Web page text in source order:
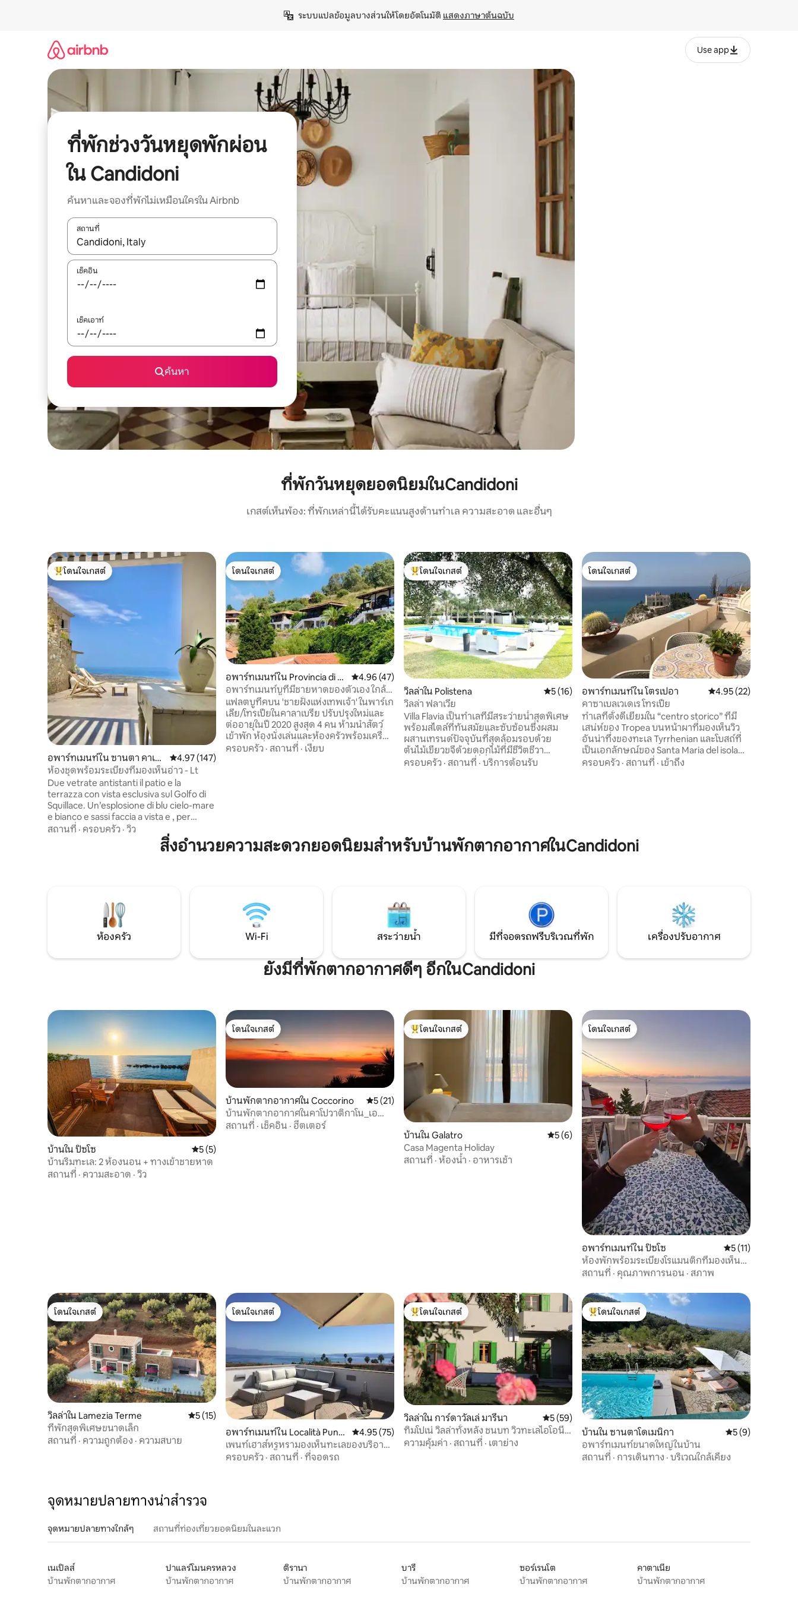
ระบบแปลข้อมูลบางส่วนให้โดยอัตโนมัติ แสดงภาษาต้นฉบับ
Use app
ที่พักช่วงวันหยุดพักผ่อน
ใน Candidoni
ค้นหาและจองที่พักไม่เหมือนใครใน Airbnb
สถานที่
ใช้ลูกศรขึ้นลง หรือใช้การสัมผัสหรือปัด เพื่อสำรวจผลการค้นหา
เช็คอิน
เช็คเอาท์
ค้นหา
ที่พักวันหยุดยอดนิยมในCandidoni
เกสต์เห็นพ้อง: ที่พักเหล่านี้ได้รับคะแนนสูงด้านทำเล ความสะอาด และอื่นๆ
โดนใจเกสต์ที่สุด
โดนใจเกสต์
อพาร์ทเมนท์ใน ซานตา คาเทอ
รีนา เดลโล โจนิโอ
คะแนนเฉลี่ย 4.97 จาก 5, 147 รีวิว
4.97 (147)
ห้องชุดพร้อมระเบียงที่มองเห็นอ่าว - Lt
Due vetrate antistanti il patio e la
terrazza con vista esclusiva sul Golfo di
Squillace. Un’esplosione di blu cielo-mare
e bianco e sassi faccia a vista e , per
momenti speciali, la possibilità di
usufruire di un ulteriore pergolato
romantico e terrazze all’aperto con vista
regionale CIR 079117-AAT-00010 e CIN
indicato qui sotto.
สถานที่ · ครอบครัว · วิว
โดนใจเกสต์
โดนใจเกสต์
อพาร์ทเมนท์ใน Provincia di Vi
bo Valentia
คะแนนเฉลี่ย 4.96 จาก 5, 47 รีวิว
4.96 (47)
อพาร์ทเมนท์บูที่มีชายหาดของตัวเอง ใกล้
กับทรอเปีย
แฟลตบูทีคบน 'ชายฝั่งแห่งเทพเจ้า' ในพาร์เก
เลีย/โทรเปียในคาลาเบรีย ปรับปรุงใหม่และ
ต่ออายุในปี 2020 สูงสุด 4 คน ห้ามนำสัตว์
เข้าพัก ห้องนั่งเล่นและห้องครัวพร้อมเครื่อง
ซักผ้า/เครื่องอบผ้า เครื่องล้างจาน ตู้เย็น
ครอบครัว · สถานที่ · เงียบ
โดนใจเกสต์ที่สุด
โดนใจเกสต์
วิลล่าใน Polistena คะแนนเฉลี่ย 5 จาก 5, 16 รีวิว
5 (16)
วิลล่า ฟลาเวีย
Villa Flavia เป็นทำเลที่มีสระว่ายน้ำสุดพิเศษ
พร้อมสไตล์ที่ทันสมัยและซับซ้อนซึ่งผสม
ผสานเทรนด์ปัจจุบันที่สุดล้อมรอบด้วย
ต้นไม้เขียวขจีด้วยดอกไม้ที่มีชีวิตชีวา
มากมายเป็นสถานที่ที่เหมาะสำหรับการพัก
สนามบินลาเมเซียเทอร์เมและเรจจิโอคาล
ครอบครัว · สถานที่ · บริการต้อนรับ
โดนใจเกสต์
โดนใจเกสต์
อพาร์ทเมนท์ใน โตรเปอา คะแนนเฉลี่ย 4.95 จาก
4.95 (22)
คาซาเบลเวเดเร โทรเปีย
ทำเลที่ตั้งดีเยี่ยมใน “centro storico” ที่มี
เสน่ห์ของ Tropea บนหน้าผาที่มองเห็นวิว
อันน่าทึ่งของทะเล Tyrrhenian และโบสถ์ที่
เป็นเอกลักษณ์ของ Santa Maria del isola
และชายหาด Tropea รวมถึงเกาะ Aeolian อ
และพื้นที่นั่งเล่น
ครอบครัว · สถานที่ · เข้าถึง
สิ่งอำนวยความสะดวกยอดนิยมสำหรับบ้านพักตากอากาศในCandidoni
ห้องครัว Wi-Fi สระว่ายน้ำ มีที่จอดรถฟรีบริเวณที่พัก เครื่องปรับอากาศ
ยังมีที่พักตากอากาศดีๆ อีกในCandidoni
บ้านใน ปิซโซ คะแนนเฉลี่ย 5 จาก 5, 5 รีวิว
5 (5)
บ้านริมทะเล: 2 ห้องนอน + ทางเข้าชายหาด
สถานที่ · ความสะอาด · วิว
โดนใจเกสต์
โดนใจเกสต์
บ้านพักตากอากาศใน Coccorino คะแนนเฉลี่ย 5 จาก 5, 21 รีวิว
5 (21)
บ้านพักตากอากาศในคาโปวาติกาโน_เอ
ทนา
สถานที่ · เช็คอิน · ฮีตเตอร์
โดนใจเกสต์ที่สุด
โดนใจเกสต์
บ้านใน Galatro คะแนนเฉลี่ย 5 จาก 5, 6 รีวิว
5 (6)
Casa Magenta Holiday
สถานที่ · ห้องน้ำ · อาหารเช้า
โดนใจเกสต์
โดนใจเกสต์
อพาร์ทเมนท์ใน ปิซโซ คะแนนเฉลี่ย 5 จาก
5 (11)
ห้องพักพร้อมระเบียงโรแมนติกที่มองเห็นวิว
ทะเลในปิซโซ
สถานที่ · คุณภาพการนอน · สภาพ
โดนใจเกสต์
โดนใจเกสต์
วิลล่าใน Lamezia Terme คะแนนเฉลี่ย 5 จาก 5, 15 รีวิว
5 (15)
ที่พักสุดพิเศษขนาดเล็ก
สถานที่ · ความถูกต้อง · ความสบาย
โดนใจเกสต์
โดนใจเกสต์
อพาร์ทเมนท์ใน Località Punta
Safò
คะแนนเฉลี่ย 4.95 จาก 5, 75 รีวิว
4.95 (75)
เพนท์เฮาส์หรูหรามองเห็นทะเลของบริอาติ
โค
ครอบครัว · สถานที่ · ที่จอดรถ
โดนใจเกสต์ที่สุด
โดนใจเกสต์
วิลล่าใน การ์ดาวัลเล่ มารีนา คะแนนเฉลี่ย 5 จาก 5, 59 รีวิว
5 (59)
ทิมโปเน่ วิลล่าทั้งหลัง ชนบท วิวทะเลไอโอนี
อันงดงาม
ความคุ้มค่า · สถานที่ · เตาย่าง
โดนใจเกสต์ที่สุด
โดนใจเกสต์
บ้านใน ซานตาโดเมนิกา คะแนนเฉลี่ย 5 จา
5 (9)
อพาร์ทเมนท์ขนาดใหญ่ในบ้าน
สถานที่ · การเดินทาง · บริเวณใกล้เคียง
จุดหมายปลายทางน่าสำรวจ
จุดหมายปลายทางใกล้ๆ สถานที่ท่องเที่ยวยอดนิยมในละแวก
เนเปิลส์
บ้านพักตากอากาศ
ปาแลร์โมนครหลวง
บ้านพักตากอากาศ
ติรานา
บ้านพักตากอากาศ
บารี
บ้านพักตากอากาศ
ซอร์เรนโต
บ้านพักตากอากาศ
คาตาเนีย
บ้านพักตากอากาศ